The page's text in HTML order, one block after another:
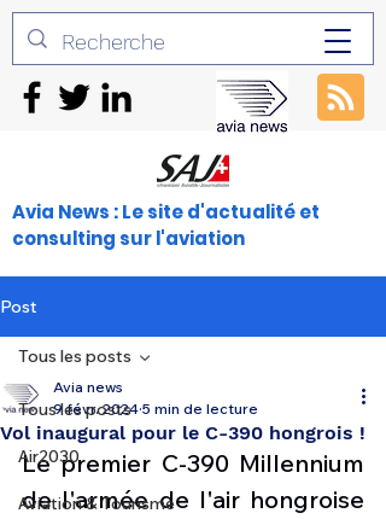
Avia News : Le site d'actualité et
consulting sur l'aviation
Post
Tous les posts
Air2030
Aviation & Tourisme
Tous les posts
Vol inaugural pour le C-390 hongrois !
Avia news
9 févr. 2024 5 min de lecture
Le premier C-390 Millennium
de l'armée de l'air hongroise